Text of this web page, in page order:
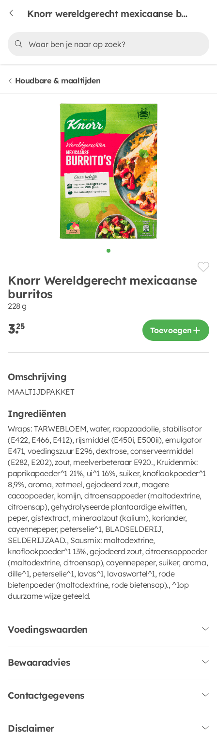
Knorr wereldgerecht mexicaanse burritos
Houdbare & maaltijden
Knorr Wereldgerecht mexicaanse
burritos
228 g
3.25 Toevoegen
Omschrijving
MAALTIJDPAKKET
Ingrediënten
Wraps: TARWEBLOEM, water, raapzaadolie, stabilisator
(E422, E466, E412), rijsmiddel (E450i, E500ii), emulgator
E471, voedingszuur E296, dextrose, conserveermiddel
(E282, E202), zout, meelverbeteraar E920., Kruidenmix:
paprikapoeder^1 21%, ui^1 16%, suiker, knoflookpoeder^1
8,9%, aroma, zetmeel, gejodeerd zout, magere
cacaopoeder, komijn, citroensappoeder (maltodextrine,
citroensap), gehydrolyseerde plantaardige eiwitten,
peper, gistextract, mineraalzout (kalium), koriander,
cayennepeper, peterselie^1, BLADSELDERIJ,
SELDERIJZAAD., Sausmix: maltodextrine,
knoflookpoeder^1 13%, gejodeerd zout, citroensappoeder
(maltodextrine, citroensap), cayennepeper, suiker, aroma,
dille^1, peterselie^1, lavas^1, lavaswortel^1, rode
bietenpoeder (maltodextrine, rode bietensap)., ^1op
duurzame wijze geteeld.
Voedingswaarden
Bewaaradvies
Contactgegevens
Disclaimer